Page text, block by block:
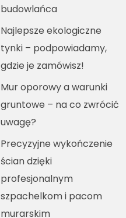
budowlańca
Najlepsze ekologiczne
tynki – podpowiadamy,
gdzie je zamówisz!
Mur oporowy a warunki
gruntowe – na co zwrócić
uwagę?
Precyzyjne wykończenie
ścian dzięki
profesjonalnym
szpachelkom i pacom
murarskim